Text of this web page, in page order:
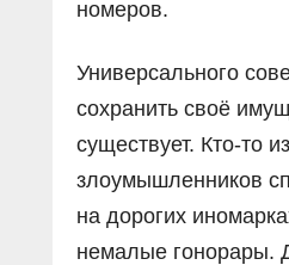
номеров.
Универсального
сохранить своё
существует. Кто-то из
злоумышленников
на дорогих
немалые гонорары.